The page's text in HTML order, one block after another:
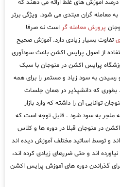
آموزش های غلط ارائه می دهند که
معامله گران مبتدی می شود. ویژگی برتر
پرورش معامله گر است نه صرفا
تفاوت بسیار زیادی دارد. آموزش صحیح
از اصول پرایس اکشن باعث سودآوری
پرایس اکشن در منوجان با سبک
به سود زیاد و مستمر را برای همه
که دانشپذیر در همان جلسات
توانایی آن را داشته که وارد بازار
منجر به سود شود . قابل توجه است که
در منوجان قبلا در دوره ها و کلاس
و توسط اساتید مختلف آموزش دیده اند
اند و حتی ضررهای زیادی کرده اند،
گذراندن دوره های آموزش پرایس اکشن